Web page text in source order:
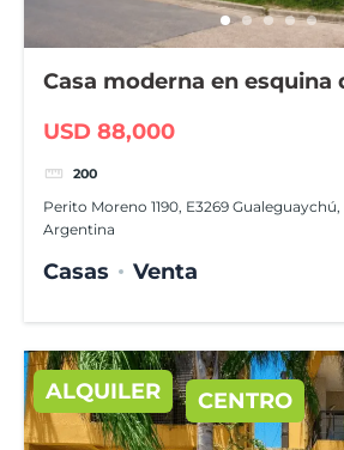
Casa moderna en esquina
USD 88,000
200
Perito Moreno 1190, E3269
Argentina
Casas Venta
ALQUILER CENTRO